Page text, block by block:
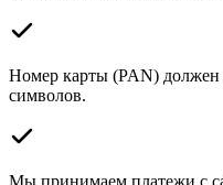
Номер карты (PAN) должен
символов.
Мы принимаем платежи с